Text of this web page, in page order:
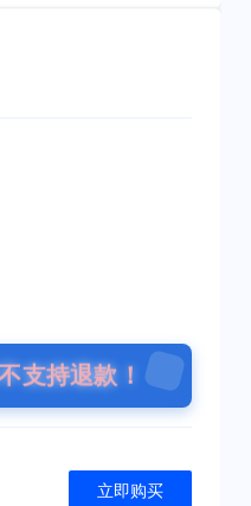
支持退款！
立即购买